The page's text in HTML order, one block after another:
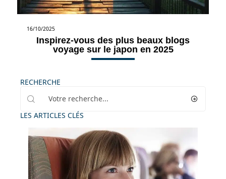
16/10/2025
Inspirez-vous des plus beaux blogs
voyage sur le japon en 2025
RECHERCHE
LES ARTICLES CLÉS